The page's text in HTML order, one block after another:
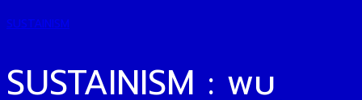
SUSTAINISM
SUSTAINISM : พบ